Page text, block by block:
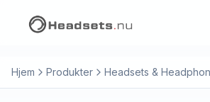
Hjem Produkter Headsets &